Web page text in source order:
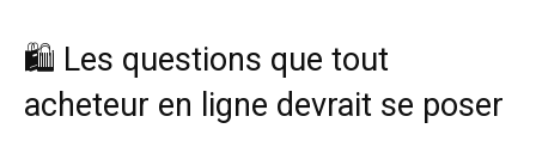
🛍️ Les questions que tout
acheteur en ligne devrait se poser